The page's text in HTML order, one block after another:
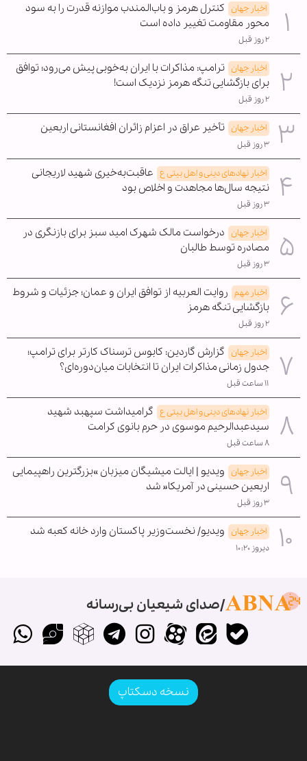
اخبار جهان کنترل هرمز و باب‌المندب موازنه قدرت را به سود
محور مقاومت تغییر داده است
۲ روز قبل
اخبار جهان ترامپ: مذاکرات با ایران به‌خوبی پیش می‌رود؛ توافق
برای بازگشایی تنگه هرمز نزدیک است!
۲ روز قبل
اخبار جهان تأخیر عراق در اعزام زائران افغانستانی اربعین
۳ روز قبل
اخبار نهادهای دینی و اهل بیتی ع عاقبت‌به‌خیری شهید لاریجانی
نتیجه سال‌ها مجاهدت و اخلاص بود
۳ روز قبل
اخبار جهان درخواست مالک شهرک امید سبز برای بازنگری در
مصادره توسط طالبان
۳ روز قبل
اخبار مهم روایت العربیه از توافق ایران و عمان؛ جزئیات و شروط
بازگشایی تنگه هرمز
۲ روز قبل
اخبار جهان گزارش گاردین: کابوس ترسناک کارتر برای ترامپ؛
جدول زمانی مذاکرات ایران تا انتخابات میان‌دوره‌ای؟
۱۱ ساعت قبل
اخبار نهادهای دینی و اهل بیتی ع گرامیداشت سپهبد شهید
سیدعبدالرحیم موسوی در حرم بانوی کرامت
۸ ساعت قبل
اخبار جهان ویدیو | ایالت میشیگان میزبان »بزرگترین راهپیمایی
اربعین حسینی در آمریکا« شد
۳ روز قبل
اخبار جهان ویدیو/ نخست‌وزیر پاکستان وارد خانه کعبه شد
دیروز ۱۰:۲۰
صدای شیعیان بی‌رسانه
نسخه دسکتاپ